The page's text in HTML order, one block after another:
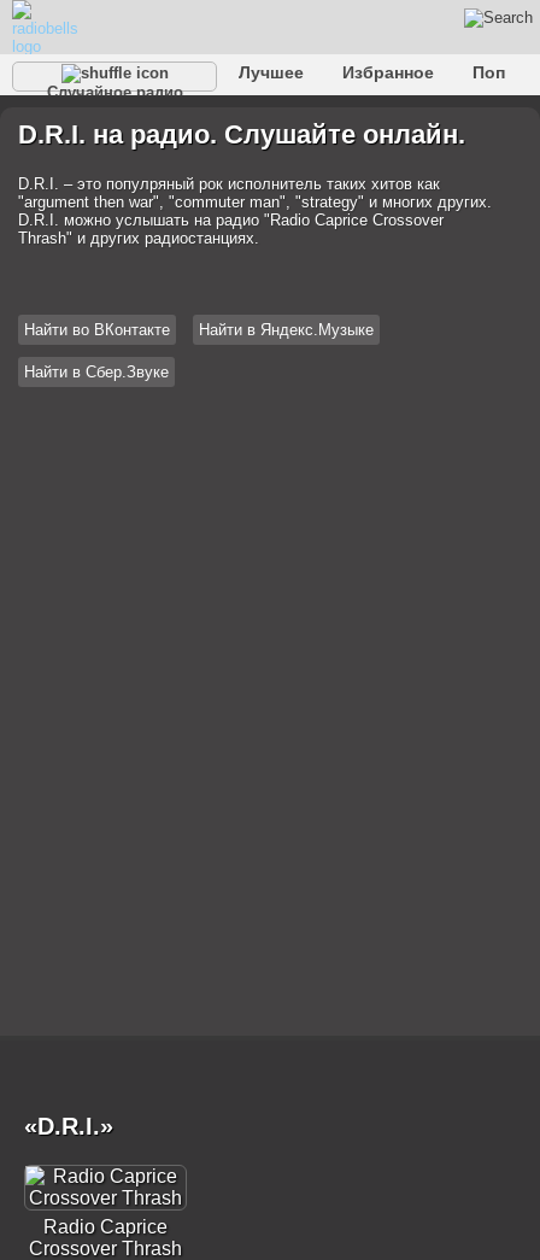
Случайное радио
Лучшее Избранное
Поп
Разговорное
Рэп Транс Дип-хаус
Фолк
D.R.I. на радио. Слушайте онлайн.
D.R.I. – это популряный рок исполнитель таких хитов как
"argument then war", "commuter man", "strategy" и многих других.
D.R.I. можно услышать на радио "Radio Caprice Crossover
Thrash" и других радиостанциях.
Найти во ВКонтакте Найти в Яндекс.Музыке
Найти в Сбер.Звуке
«D.R.I.»
Radio Caprice
Crossover Thrash